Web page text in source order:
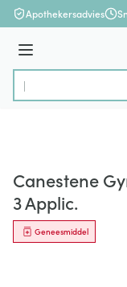
Ga naar de inhoud
Apothekersadvies
Menu
Product, merk,
Canestene
3 Applic.
Geneesmiddel